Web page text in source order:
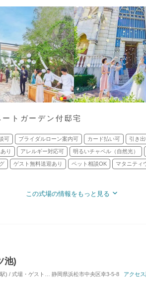
トガーデン付邸宅
可 ブライダルローン案内可 カード払い可 引き
り アレルギー対応可 明るいチャペル（自然光）
ゲスト無料送迎あり ペット相談OK マタニティ
この式場の情報をもっと見る
池)
場・ゲストハウス 対応人数: 着席：2名 ～ 150名 挙
静岡県浜松市中央区幸3-5-8 アクセ